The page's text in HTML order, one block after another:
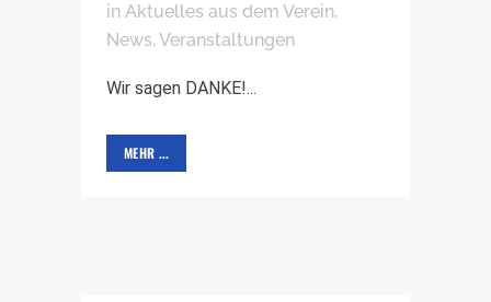
in Aktuelles aus dem Verein,
News, Veranstaltungen
Wir sagen DANKE!...
MEHR ...